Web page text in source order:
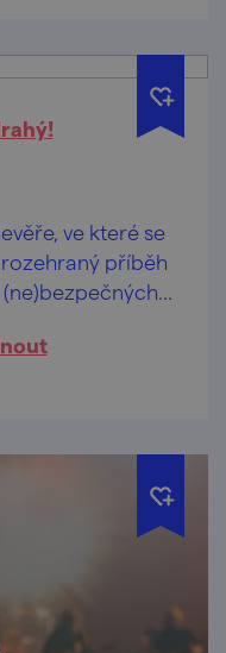
ve které se